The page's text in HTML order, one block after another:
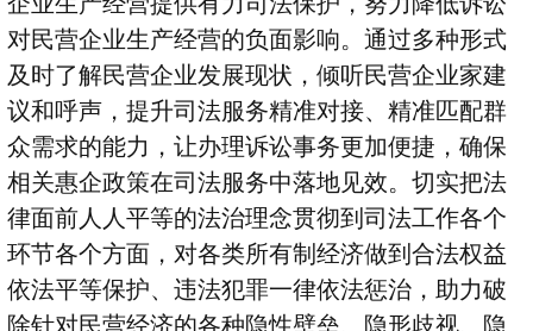
对民营企业生产经营的负面影响。通过多种形式
及时了解民营企业发展现状，倾听民营企业家建
议和呼声，提升司法服务精准对接、精准匹配群
众需求的能力，让办理诉讼事务更加便捷，确保
相关惠企政策在司法服务中落地见效。切实把法
律面前人人平等的法治理念贯彻到司法工作各个
环节各个方面，对各类所有制经济做到合法权益
依法平等保护、违法犯罪一律依法惩治，助力破
除针对民营经济的各种隐性壁垒、隐形歧视、隐